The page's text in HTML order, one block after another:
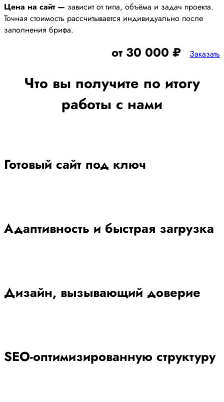
Цена на сайт — зависит от типа, объёма и задач проекта.
Точная стоимость рассчитывается индивидуально после
заполнения брифа.
от 30 000 ₽ Заказать
Что вы получите по итогу
работы с нами
Готовый сайт под ключ
Адаптивность и быстрая загрузка
Дизайн, вызывающий доверие
SEO-оптимизированную структуру